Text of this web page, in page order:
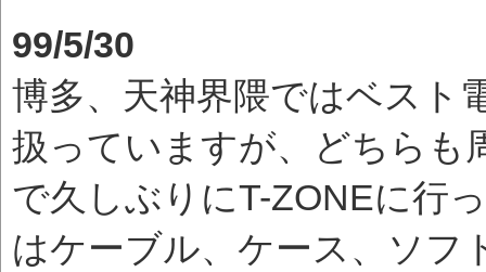
99/5/30
博多、天神界隈ではベスト
扱っていますが、どちらも
で久しぶりにT-ZONEに行
はケーブル、ケース、ソフ